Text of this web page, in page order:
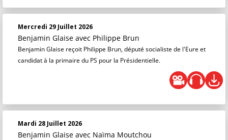
Mercredi 29 Juillet 2026
Benjamin Glaise avec Philippe Brun
Benjamin Glaise reçoit Philippe Brun, député socialiste de l'Eure et
candidat à la primaire du PS pour la Présidentielle.
Mardi 28 Juillet 2026
Benjamin Glaise avec Naïma Moutchou